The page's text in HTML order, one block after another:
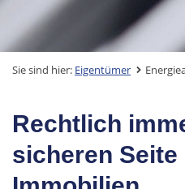
Sie sind hier: Eigentümer
Rechtlich
sicheren Seite